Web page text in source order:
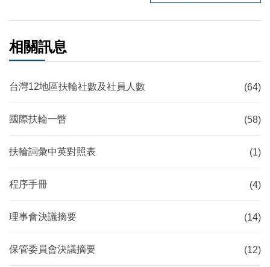
相關訊息
台灣12地區扶輪社數及社員人數 (64)
國際扶輪一瞥 (58)
扶輪詞彙中英對照表 (1)
程序手冊 (4)
理事會決議摘要 (14)
保管委員會決議摘要 (12)